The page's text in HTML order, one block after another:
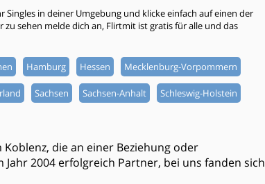
in deiner Umgebung und klicke einfach auf einen der
zu sehen melde dich an, Flirtmit ist gratis für alle und das
Hamburg Hessen Mecklenburg-Vorpommern
Sachsen Sachsen-Anhalt Schleswig-Holstein
die an einer Beziehung oder
2004 erfolgreich Partner, bei uns fanden sich